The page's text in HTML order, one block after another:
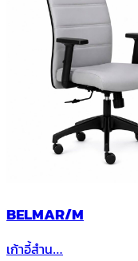
BELMAR/M
เก้าอี้สำน…